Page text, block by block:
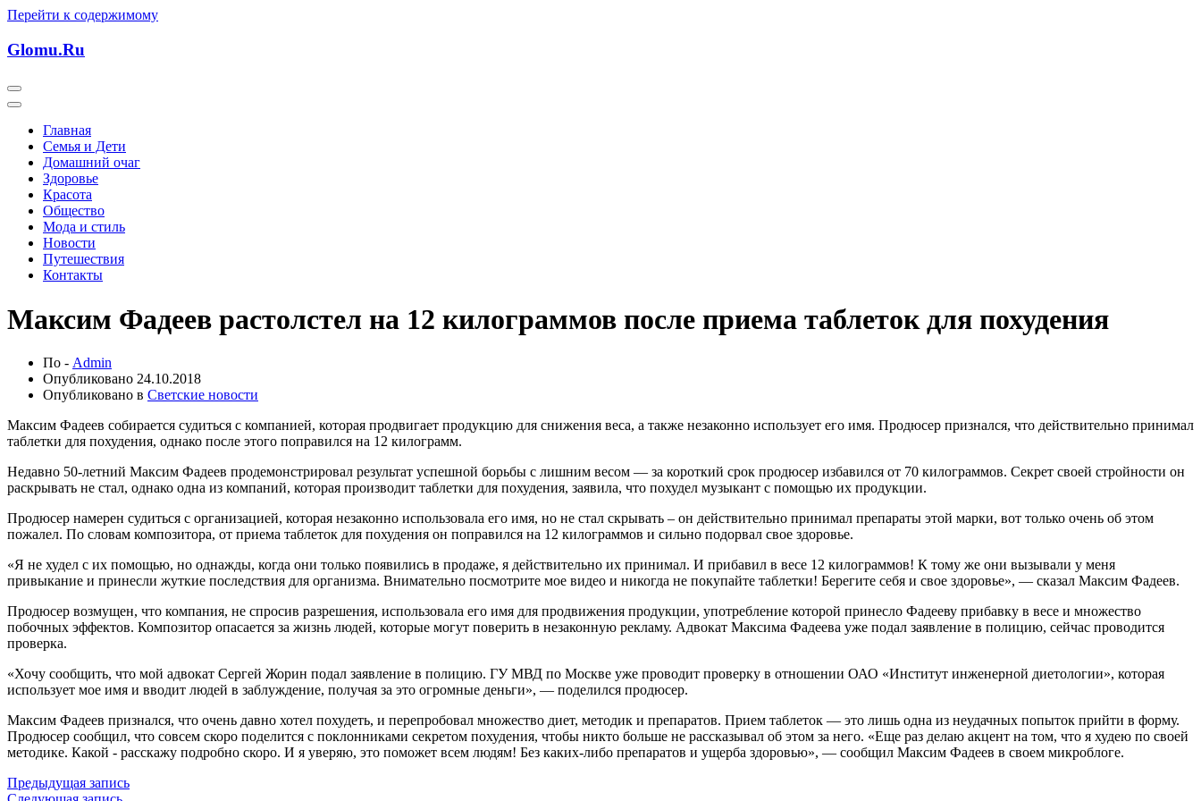
Перейти к содержимому
Glomu.Ru
Главная
Семья и Дети
Домашний очаг
Здоровье
Красота
Общество
Мода и стиль
Новости
Путешествия
Контакты
Максим Фадеев растолстел на 12 килограммов после приема таблеток для похудения
По - Admin
Опубликовано 24.10.2018
Опубликовано в Светские новости
Максим Фадеев собирается судиться с компанией, которая продвигает продукцию для снижения веса, а также незаконно использует его имя. Продюсер признался, что действительно принимал
таблетки для похудения, однако после этого поправился на 12 килограмм.
Недавно 50-летний Максим Фадеев продемонстрировал результат успешной борьбы с лишним весом — за короткий срок продюсер избавился от 70 килограммов. Секрет своей стройности он
раскрывать не стал, однако одна из компаний, которая производит таблетки для похудения, заявила, что похудел музыкант с помощью их продукции.
Продюсер намерен судиться с организацией, которая незаконно использовала его имя, но не стал скрывать – он действительно принимал препараты этой марки, вот только очень об этом
пожалел. По словам композитора, от приема таблеток для похудения он поправился на 12 килограммов и сильно подорвал свое здоровье.
«Я не худел с их помощью, но однажды, когда они только появились в продаже, я действительно их принимал. И прибавил в весе 12 килограммов! К тому же они вызывали у меня
привыкание и принесли жуткие последствия для организма. Внимательно посмотрите мое видео и никогда не покупайте таблетки! Берегите себя и свое здоровье», — сказал Максим Фадеев.
Продюсер возмущен, что компания, не спросив разрешения, использовала его имя для продвижения продукции, употребление которой принесло Фадееву прибавку в весе и множество
побочных эффектов. Композитор опасается за жизнь людей, которые могут поверить в незаконную рекламу. Адвокат Максима Фадеева уже подал заявление в полицию, сейчас проводится
проверка.
«Хочу сообщить, что мой адвокат Сергей Жорин подал заявление в полицию. ГУ МВД по Москве уже проводит проверку в отношении ОАО «Институт инженерной диетологии», которая
использует мое имя и вводит людей в заблуждение, получая за это огромные деньги», — поделился продюсер.
Максим Фадеев признался, что очень давно хотел похудеть, и перепробовал множество диет, методик и препаратов. Прием таблеток — это лишь одна из неудачных попыток прийти в форму.
Продюсер сообщил, что совсем скоро поделится с поклонниками секретом похудения, чтобы никто больше не рассказывал об этом за него. «Еще раз делаю акцент на том, что я худею по своей
методике. Какой - расскажу подробно скоро. И я уверяю, это поможет всем людям! Без каких-либо препаратов и ущерба здоровью», — сообщил Максим Фадеев в своем микроблоге.
Предыдущая запись